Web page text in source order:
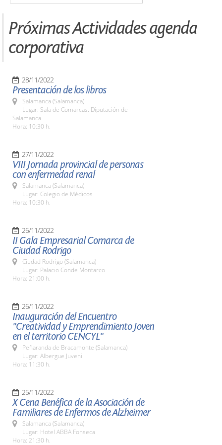
Próximas Actividades agenda
corporativa
28/11/2022
Presentación de los libros
Salamanca (Salamanca)
Lugar: Sala de Comarcas. Diputación de
Salamanca
Hora: 10:30 h.
27/11/2022
VIII Jornada provincial de personas
con enfermedad renal
Salamanca (Salamanca)
Lugar: Colegio de Médicos
Hora: 10:30 h.
26/11/2022
II Gala Empresarial Comarca de
Ciudad Rodrigo
Ciudad Rodrigo (Salamanca)
Lugar: Palacio Conde Montarco
Hora: 21:00 h.
26/11/2022
Inauguración del Encuentro
"Creatividad y Emprendimiento Joven
en el territorio CENCYL"
Peñaranda de Bracamonte (Salamanca)
Lugar: Albergue Juvenil
Hora: 11:30 h.
25/11/2022
X Cena Benéfica de la Asociación de
Familiares de Enfermos de Alzheimer
Salamanca (Salamanca)
Lugar: Hotel ABBA Fonseca
Hora: 21:30 h.